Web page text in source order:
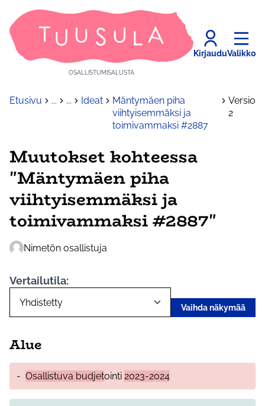
OSALLISTUMISALUSTA
KirjauduValikko
Etusivu ... ... Ideat
Mäntymäen piha
viihtyisemmäksi ja
toimivammaksi #2887
Versio
2
Muutokset kohteessa
"Mäntymäen piha
viihtyisemmäksi ja
toimivammaksi #2887"
Nimetön osallistuja
Vertailutila:
Vaihda näkymää
Alue
- Osallistuva budjetointi 2023-2024